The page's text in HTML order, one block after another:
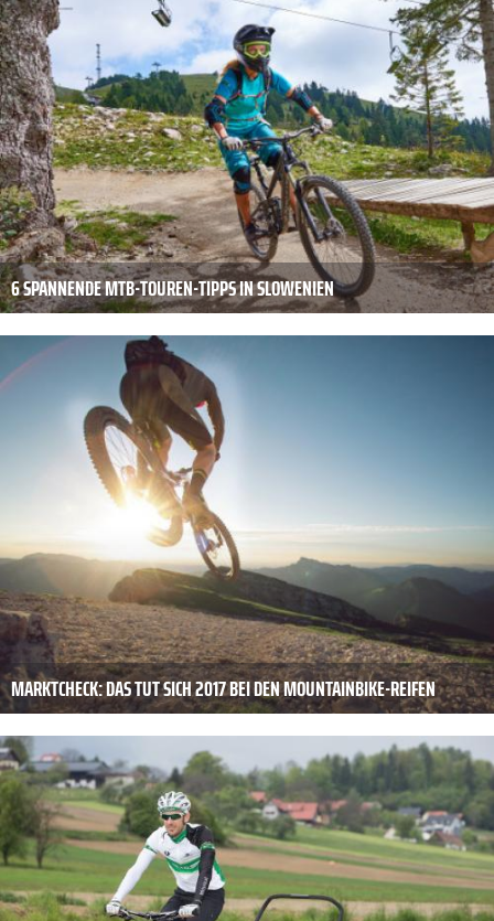
6 SPANNENDE MTB-TOUREN-TIPPS IN SLOWENIEN
MARKTCHECK: DAS TUT SICH 2017 BEI DEN MOUNTAINBIKE-REIFEN